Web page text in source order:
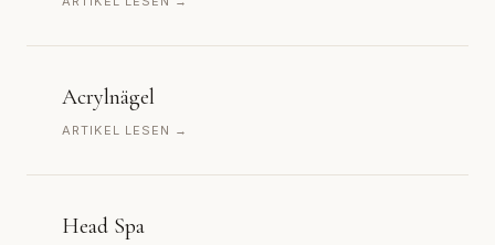
Acrylnägel
ARTIKEL LESEN →
Head Spa